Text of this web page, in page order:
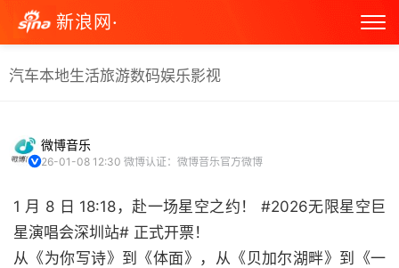
新浪网·
汽车本地生活旅游数码娱乐影视
微博音乐
26-01-08 12:30 微博认证：微博音乐官方微博
1 月 8 日 18:18，赴一场星空之约！ #2026无限星空巨
星演唱会深圳站# 正式开票！
从《为你写诗》到《体面》，从《贝加尔湖畔》到《一